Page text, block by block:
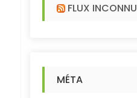
FLUX INCONNU
MÉTA